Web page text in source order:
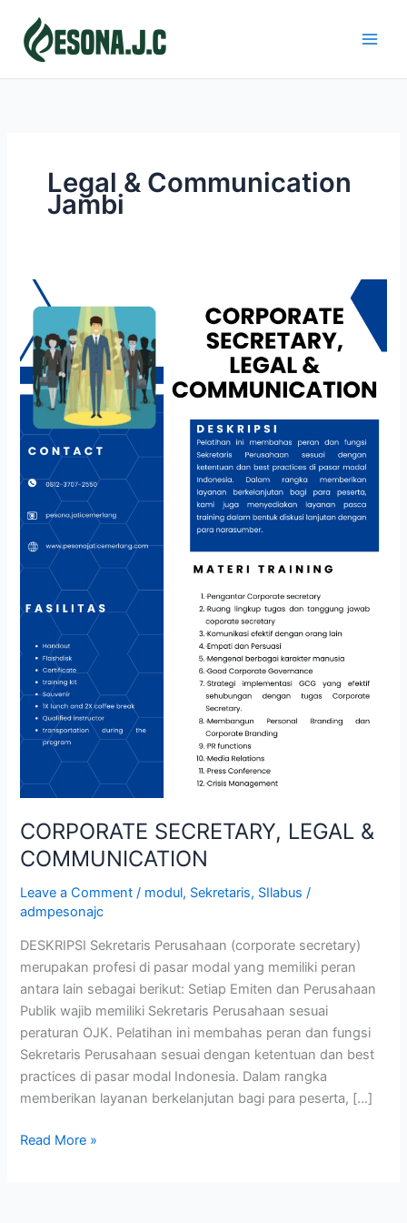
content
Legal & Communication
Jambi
CORPORATE SECRETARY, LEGAL &
COMMUNICATION
Leave a Comment / modul, Sekretaris, SIlabus /
admpesonajc
DESKRIPSI Sekretaris Perusahaan (corporate secretary)
merupakan profesi di pasar modal yang memiliki peran
antara lain sebagai berikut: Setiap Emiten dan Perusahaan
Publik wajib memiliki Sekretaris Perusahaan sesuai
peraturan OJK. Pelatihan ini membahas peran dan fungsi
Sekretaris Perusahaan sesuai dengan ketentuan dan best
practices di pasar modal Indonesia. Dalam rangka
memberikan layanan berkelanjutan bagi para peserta, […]
CORPORATE
SECRETARY,
LEGAL
&
COMMUNICATION
Read More »